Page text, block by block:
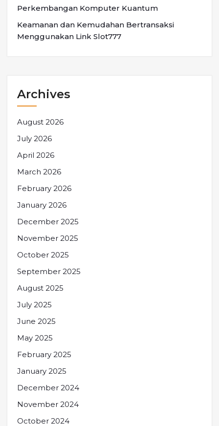
Perkembangan Komputer Kuantum
Keamanan dan Kemudahan Bertransaksi
Menggunakan Link Slot777
Archives
August 2026
July 2026
April 2026
March 2026
February 2026
January 2026
December 2025
November 2025
October 2025
September 2025
August 2025
July 2025
June 2025
May 2025
February 2025
January 2025
December 2024
November 2024
October 2024